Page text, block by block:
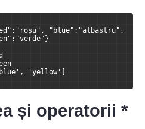
"blue":"albastru",
'yellow']
și operatorii *